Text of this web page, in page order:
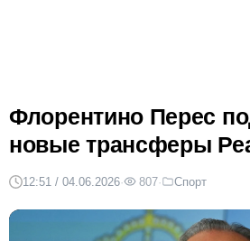
Флорентино Перес
новые трансферы
12:51 / 04.06.2026· 807· Спорт